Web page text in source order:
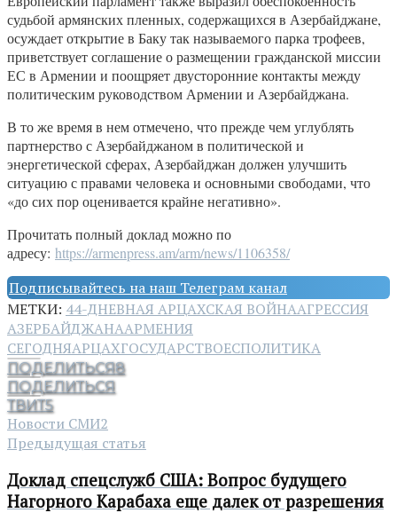
судьбой армянских пленных, содержащихся в Азербайджане,
осуждает открытие в Баку так называемого парка трофеев,
приветствует соглашение о размещении гражданской миссии
ЕС в Армении и поощряет двусторонние контакты между
политическим руководством Армении и Азербайджана.
В то же время в нем отмечено, что прежде чем углублять
партнерство с Азербайджаном в политической и
энергетической сферах, Азербайджан должен улучшить
ситуацию с правами человека и основными свободами, что
«до сих пор оценивается крайне негативно».
Прочитать полный доклад можно по
адресу: https://armenpress.am/arm/news/1106358/
Подписывайтесь на наш Телеграм канал
МЕТКИ: 44-ДНЕВНАЯ АРЦАХСКАЯ ВОЙНААГРЕССИЯ
АЗЕРБАЙДЖАНААРМЕНИЯ
СЕГОДНЯАРЦАХГОСУДАРСТВОЕСПОЛИТИКА
ПОДЕЛИТЬСЯ8
ПОДЕЛИТЬСЯ
ТВИТ5
Новости СМИ2
Предыдущая статья
Доклад спецслужб США: Вопрос будущего
Нагорного Карабаха еще далек от разрешения